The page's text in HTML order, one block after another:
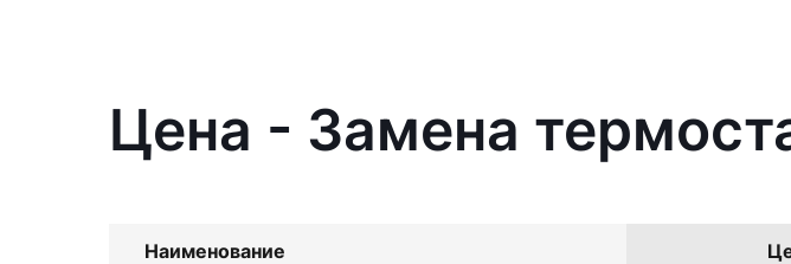
Цена - Замена
Наименование